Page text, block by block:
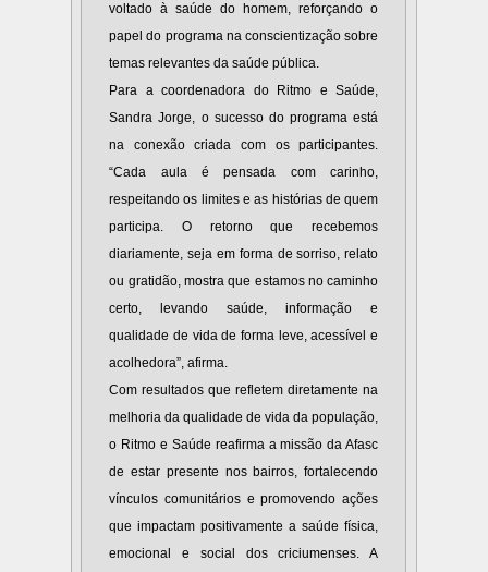
voltado à saúde do homem, reforçando o
papel do programa na conscientização sobre
temas relevantes da saúde pública.
Para a coordenadora do Ritmo e Saúde,
Sandra Jorge, o sucesso do programa está
na conexão criada com os participantes.
“Cada aula é pensada com carinho,
respeitando os limites e as histórias de quem
participa. O retorno que recebemos
diariamente, seja em forma de sorriso, relato
ou gratidão, mostra que estamos no caminho
certo, levando saúde, informação e
qualidade de vida de forma leve, acessível e
acolhedora”, afirma.
Com resultados que refletem diretamente na
melhoria da qualidade de vida da população,
o Ritmo e Saúde reafirma a missão da Afasc
de estar presente nos bairros, fortalecendo
vínculos comunitários e promovendo ações
que impactam positivamente a saúde física,
emocional e social dos criciumenses. A